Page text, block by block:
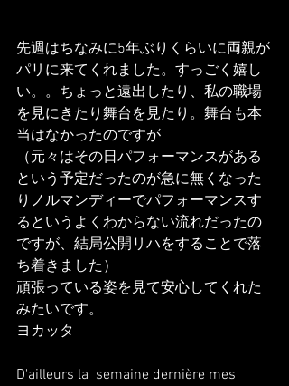
先週はちなみに5年ぶりくらいに両親が
パリに来てくれました。すっごく嬉し
い。。ちょっと遠出したり、私の職場
を見にきたり舞台を見たり。舞台も本
当はなかったのですが
（元々はその日パフォーマンスがある
という予定だったのが急に無くなった
りノルマンディーでパフォーマンスす
るというよくわからない流れだったの
ですが、結局公開リハをすることで落
ち着きました）
頑張っている姿を見て安心してくれた
みたいです。
ヨカッタ
D'ailleurs la  semaine dernière mes